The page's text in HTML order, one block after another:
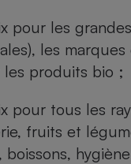
pour les
les marques
produits bio ;
pour tous les
fruits et
boissons,